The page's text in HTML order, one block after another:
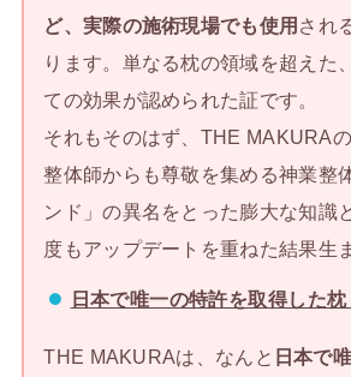
ど、実際の施術現場でも使用 され
ります。単なる枕の領域を超えた、
ての効果が認められた証です。
それもそのはず、THE MAKURA
整体師からも尊敬を集める神業整
ンド」の異名をとった膨大な知識
度もアップデートを重ねた結果生
日本で唯一の特許を取得した枕
THE MAKURAは、なんと 日本で